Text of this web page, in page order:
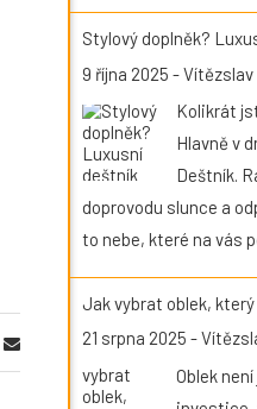
Stylový doplněk?
9 října 2025 -Vítězslav
Kolikrát
Hlavně v
Deštník.
doprovodu slunce a
to nebe, které na vás
Jak vybrat oblek,
21 srpna 2025 -
Oblek